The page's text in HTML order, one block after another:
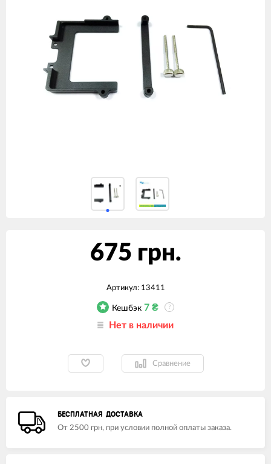
675 грн.
Артикул: 13411
Кешбэк 7 ₴ ?
Нет в наличии
Сравнение
БЕСПЛАТНАЯ ДОСТАВКА
От 2500 грн, при условии полной оплаты заказа.